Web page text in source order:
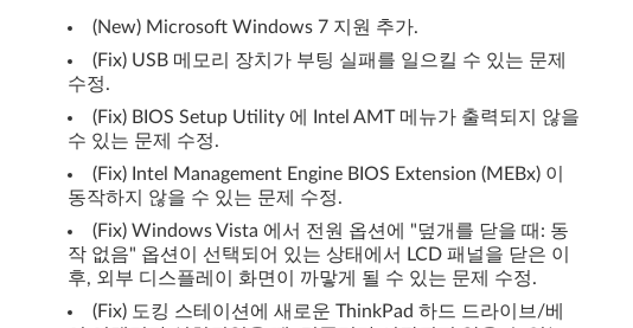
(New) Microsoft Windows 7 지원 추가.
(Fix) USB 메모리 장치가 부팅 실패를 일으킬 수 있는 문제
수정.
(Fix) BIOS Setup Utility 에 Intel AMT 메뉴가 출력되지 않을
수 있는 문제 수정.
(Fix) Intel Management Engine BIOS Extension (MEBx) 이
동작하지 않을 수 있는 문제 수정.
(Fix) Windows Vista 에서 전원 옵션에 "덮개를 닫을 때: 동
작 없음" 옵션이 선택되어 있는 상태에서 LCD 패널을 닫은 이
후, 외부 디스플레이 화면이 까맣게 될 수 있는 문제 수정.
(Fix) 도킹 스테이션에 새로운 ThinkPad 하드 드라이브/베